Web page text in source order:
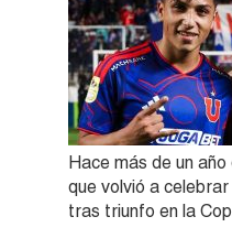
Hace más de un
que volvió a
tras triunfo en la